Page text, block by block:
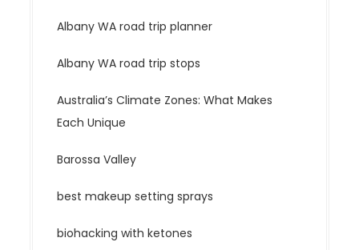
Albany WA road trip planner
Albany WA road trip stops
Australia’s Climate Zones: What Makes
Each Unique
Barossa Valley
best makeup setting sprays
biohacking with ketones